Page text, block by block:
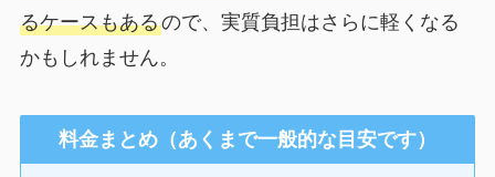
るケースもあるので、実質負担はさらに軽くなる
かもしれません。
料金まとめ（あくまで一般的な目安です）